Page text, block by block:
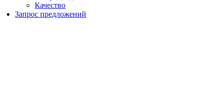
Качество
Запрос предложений